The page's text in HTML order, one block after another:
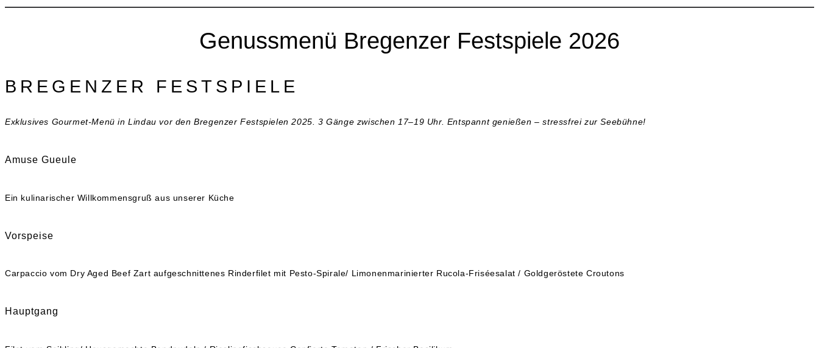
Genussmenü Bregenzer Festspiele 2026
BREGENZER FESTSPIELE
Exklusives Gourmet-Menü in Lindau vor den Bregenzer Festspielen 2025. 3 Gänge zwischen 17–19 Uhr. Entspannt genießen – stressfrei zur Seebühne!
Amuse Gueule
Ein kulinarischer Willkommensgruß aus unserer Küche
Vorspeise
Carpaccio vom Dry Aged Beef Zart aufgeschnittenes Rinderfilet mit Pesto-Spirale/ Limonenmarinierter Rucola-Friséesalat / Goldgeröstete Croutons
Hauptgang